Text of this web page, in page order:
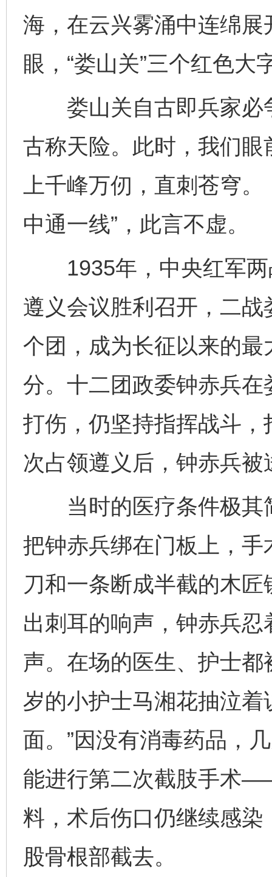
海，在云兴雾涌中连绵
眼，“娄山关”三个红色
娄山关自古即兵家必
古称天险。此时，我们
上千峰万仞，直刺苍穹
中通一线”，此言不虚。
1935年，中央红军两
遵义会议胜利召开，二
个团，成为长征以来的
分。十二团政委钟赤兵
打伤，仍坚持指挥战斗
次占领遵义后，钟赤兵
当时的医疗条件极其
把钟赤兵绑在门板上，
刀和一条断成半截的木
出刺耳的响声，钟赤兵
声。在场的医生、护士
岁的小护士马湘花抽泣着
面。”因没有消毒药品，
能进行第二次截肢手术
料，术后伤口仍继续感
股骨根部截去。